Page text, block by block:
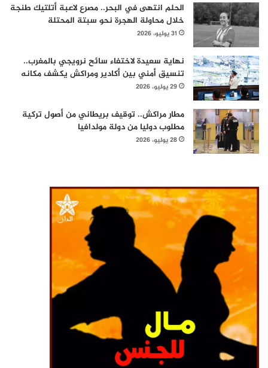
الحلم انتهى في البحر.. مصرع لاعبة أتلتيك طنجة
خلال محاولة الهجرة نحو سبتة المحتلة
31 يوليو، 2026
نهاية سعيدة لاختفاء سائح نرويجي بالمغرب..
تنسيق أمني بين أكادير ومراكش يكشف مكانه
29 يوليو، 2026
مطار مراكش.. توقيف بريطاني من أصول تركية
مطلوب دوليا من دولة مولدافيا
28 يوليو، 2026